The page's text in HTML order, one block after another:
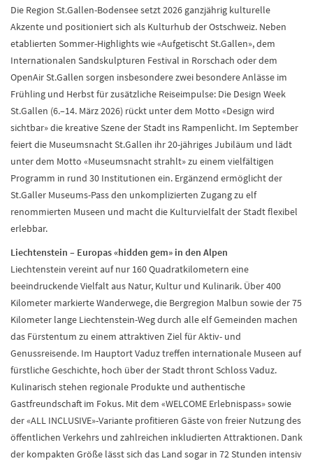
Die Region St.Gallen-Bodensee setzt 2026 ganzjährig kulturelle
Akzente und positioniert sich als Kulturhub der Ostschweiz. Neben
etablierten Sommer-Highlights wie «Aufgetischt St.Gallen», dem
Internationalen Sandskulpturen Festival in Rorschach oder dem
OpenAir St.Gallen sorgen insbesondere zwei besondere Anlässe im
Frühling und Herbst für zusätzliche Reiseimpulse: Die Design Week
St.Gallen (6.–14. März 2026) rückt unter dem Motto «Design wird
sichtbar» die kreative Szene der Stadt ins Rampenlicht. Im September
feiert die Museumsnacht St.Gallen ihr 20-jähriges Jubiläum und lädt
unter dem Motto «Museumsnacht strahlt» zu einem vielfältigen
Programm in rund 30 Institutionen ein. Ergänzend ermöglicht der
St.Galler Museums-Pass den unkomplizierten Zugang zu elf
renommierten Museen und macht die Kulturvielfalt der Stadt flexibel
erlebbar.
Liechtenstein – Europas «hidden gem» in den Alpen
Liechtenstein vereint auf nur 160 Quadratkilometern eine
beeindruckende Vielfalt aus Natur, Kultur und Kulinarik. Über 400
Kilometer markierte Wanderwege, die Bergregion Malbun sowie der 75
Kilometer lange Liechtenstein-Weg durch alle elf Gemeinden machen
das Fürstentum zu einem attraktiven Ziel für Aktiv- und
Genussreisende. Im Hauptort Vaduz treffen internationale Museen auf
fürstliche Geschichte, hoch über der Stadt thront Schloss Vaduz.
Kulinarisch stehen regionale Produkte und authentische
Gastfreundschaft im Fokus. Mit dem «WELCOME Erlebnispass» sowie
der «ALL INCLUSIVE»-Variante profitieren Gäste von freier Nutzung des
öffentlichen Verkehrs und zahlreichen inkludierten Attraktionen. Dank
der kompakten Größe lässt sich das Land sogar in 72 Stunden intensiv